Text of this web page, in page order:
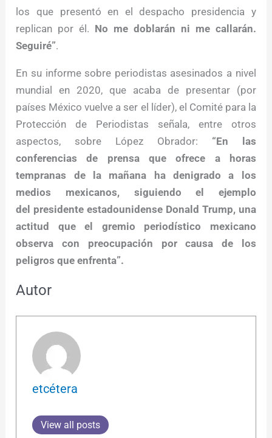
los que presentó en el despacho presidencia y
replican por él. No me doblarán ni me callarán.
Seguiré”.
En su informe sobre periodistas asesinados a nivel
mundial en 2020, que acaba de presentar (por
países México vuelve a ser el líder), el Comité para la
Protección de Periodistas señala, entre otros
aspectos, sobre López Obrador: “En las
conferencias de prensa que ofrece a horas
tempranas de la mañana ha denigrado a los
medios mexicanos, siguiendo el ejemplo
del presidente estadounidense Donald Trump, una
actitud que el gremio periodístico mexicano
observa con preocupación por causa de los
peligros que enfrenta”.
Autor
etcétera
View all posts